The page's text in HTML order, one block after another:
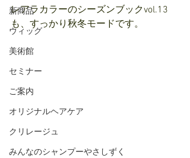
新商品
ウィッグ
美術館
セミナー
ご案内
オリジナルヘアケア
クリレージュ
みんなのシャンプーやさしずく
レアラカラーのシーズンブックvol.13
も、すっかり秋冬モードです。